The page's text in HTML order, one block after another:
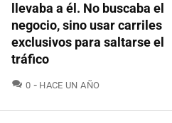
llevaba a él. No buscaba el
negocio, sino usar carriles
exclusivos para saltarse el
tráfico
0 COMENTARIOS
HACE UN AÑO